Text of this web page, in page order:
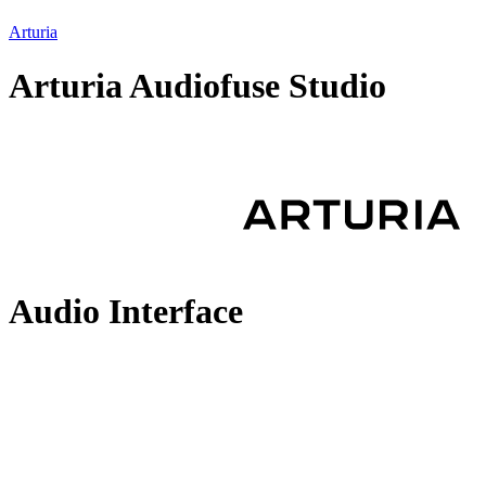
Arturia
Arturia Audiofuse Studio
Audio Interface